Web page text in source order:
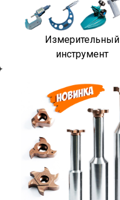
Измерительный
инструмент